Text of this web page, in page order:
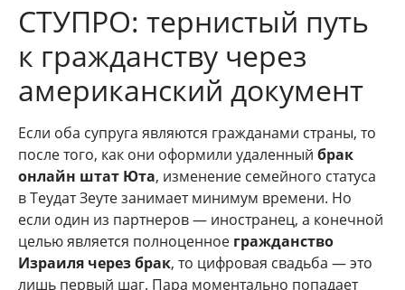
СТУПРО: тернистый путь
к гражданству через
американский документ
Если оба супруга являются гражданами страны, то
после того, как они оформили удаленный брак
онлайн штат Юта, изменение семейного статуса
в Теудат Зеуте занимает минимум времени. Но
если один из партнеров — иностранец, а конечной
целью является полноценное гражданство
Израиля через брак, то цифровая свадьба — это
лишь первый шаг. Пара моментально попадает